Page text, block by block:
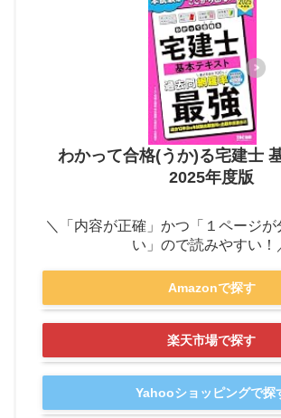
わかって合格(うか)る宅建士
2025年度版
＼「内容が正確」かつ「１ページ
い」ので読みやすい！
Amazonで探す
楽天市場で探す
Yahooショッピングで探